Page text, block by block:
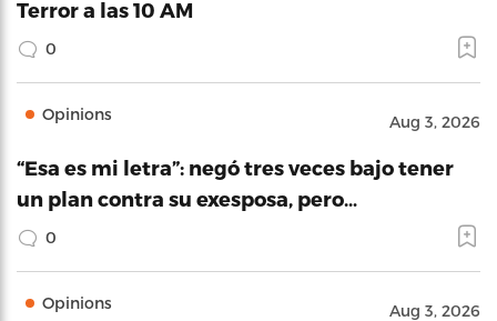
Terror a las 10 AM
0
Opinions Aug 3, 2026
“Esa es mi letra”: negó tres veces bajo tener
un plan contra su exesposa, pero…
0
Opinions Aug 3, 2026